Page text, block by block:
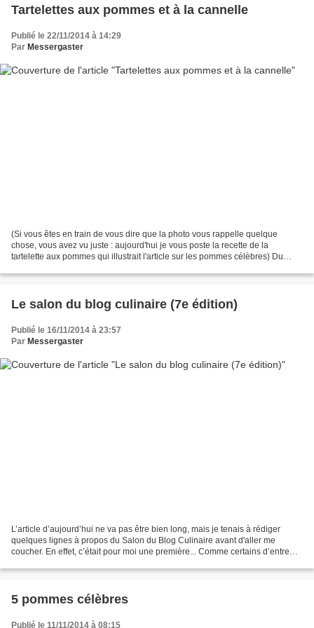
Tartelettes aux pommes et à la cannelle
Publié le 22/11/2014 à 14:29
Par Messergaster
(Si vous êtes en train de vous dire que la photo vous rappelle quelque
chose, vous avez vu juste : aujourd'hui je vous poste la recette de la
tartelette aux pommes qui illustrait l'article sur les pommes célèbres) Du
Le salon du blog culinaire (7e édition)
Publié le 16/11/2014 à 23:57
Par Messergaster
L’article d’aujourd’hui ne va pas être bien long, mais je tenais à rédiger
quelques lignes à propos du Salon du Blog Culinaire avant d'aller me
coucher. En effet, c’était pour moi une première... Comme certains d’entre
5 pommes célèbres
Publié le 11/11/2014 à 08:15